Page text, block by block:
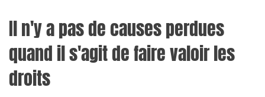
Il n'y a pas de causes perdues
quand il s'agit de faire valoir les
droits